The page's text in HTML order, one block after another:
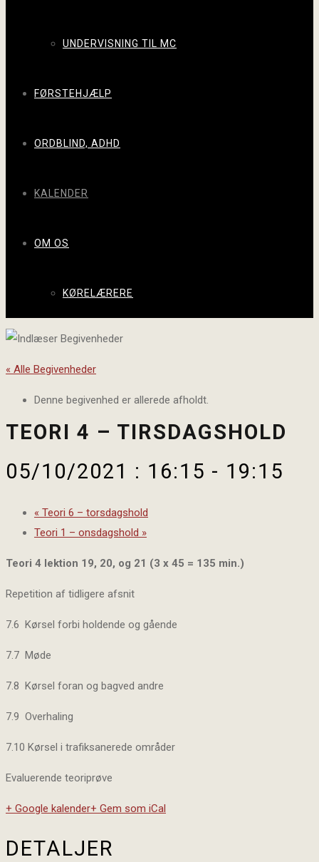
UNDERVISNING TIL MC
FØRSTEHJÆLP
ORDBLIND, ADHD
KALENDER
OM OS
KØRELÆRERE
« Alle Begivenheder
Denne begivenhed er allerede afholdt.
TEORI 4 – TIRSDAGSHOLD
05/10/2021 : 16:15 - 19:15
« Teori 6 – torsdagshold
Teori 1 – onsdagshold »
Teori 4 lektion 19, 20, og 21 (3 x 45 = 135 min.)
Repetition af tidligere afsnit
7.6 Kørsel forbi holdende og gående
7.7 Møde
7.8 Kørsel foran og bagved andre
7.9 Overhaling
7.10 Kørsel i trafiksanerede områder
Evaluerende teoriprøve
+ Google kalender+ Gem som iCal
DETALJER